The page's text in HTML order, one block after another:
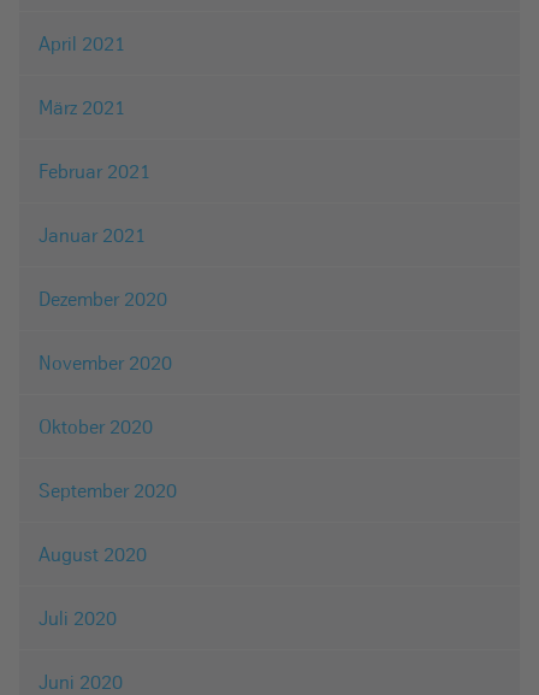
April 2021
März 2021
Februar 2021
Januar 2021
Dezember 2020
November 2020
Oktober 2020
September 2020
August 2020
Juli 2020
Juni 2020